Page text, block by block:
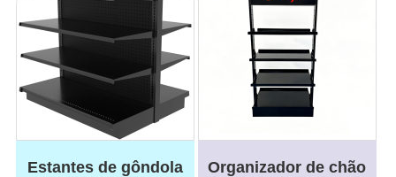
Estantes de gôndola
Organizador de chão